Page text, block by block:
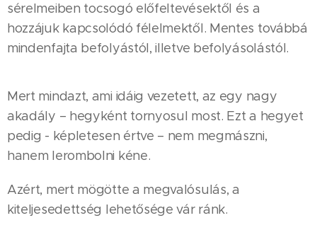
sérelmeiben tocsogó előfeltevésektől és a
hozzájuk kapcsolódó félelmektől. Mentes továbbá
mindenfajta befolyástól, illetve befolyásolástól.
Mert mindazt, ami idáig vezetett, az egy nagy
akadály – hegyként tornyosul most. Ezt a hegyet
pedig - képletesen értve – nem megmászni,
hanem lerombolni kéne.
Azért, mert mögötte a megvalósulás, a
kiteljesedettség lehetősége vár ránk.